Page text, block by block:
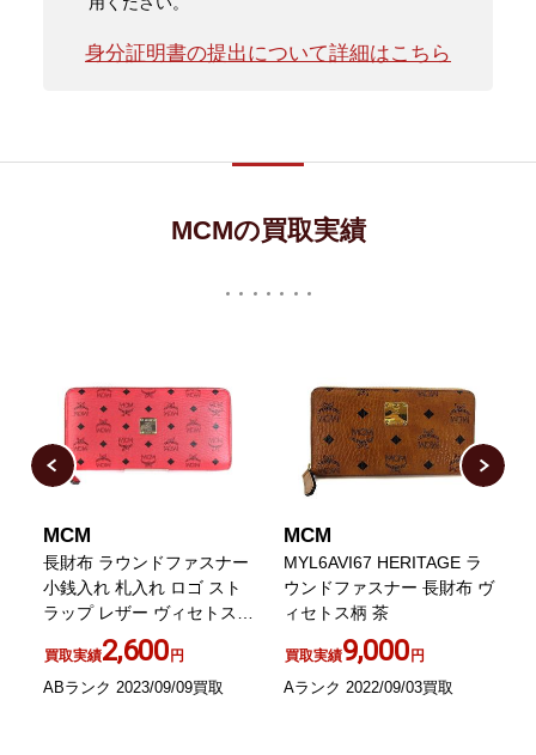
身分証明書の提出について詳細はこちら
MCMの買取実績
MCM
長財布 ラウンドファスナー
小銭入れ 札入れ ロゴ スト
ラップ レザー ヴィセトス柄
MYL5SVC11RE001 ピンク
買取実績2,600円
ABランク 2023/09/09買取
MCM
MYL6AVI67 HERITAGE ラ
ウンドファスナー 長財布 ヴ
ィセトス柄 茶
買取実績9,000円
Aランク 2022/09/03買取